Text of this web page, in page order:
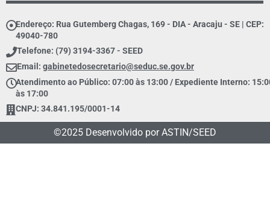
Endereço: Rua Gutemberg Chagas, 169 - DIA - Aracaju - SE | CEP:
49040-780
Telefone: (79) 3194-3367 - SEED
Email: gabinetedosecretario@seduc.se.gov.br
Atendimento ao Público: 07:00 às 13:00 / Expediente Interno:
às 17:00
CNPJ: 34.841.195/0001-14
©2025 Desenvolvido por ASTIN/SEED